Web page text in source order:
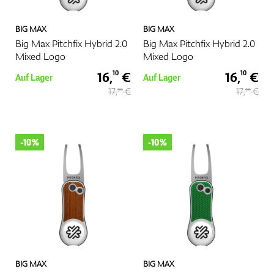
BIG MAX
Big Max Pitchfix Hybrid 2.0
Mixed Logo
Auf Lager 16,10 €
17,90€
BIG MAX
Big Max Pitchfix Hybrid 2.0
Mixed Logo
Auf Lager 16,10 €
17,90€
BIG MAX
-10%
BIG MAX
-10%